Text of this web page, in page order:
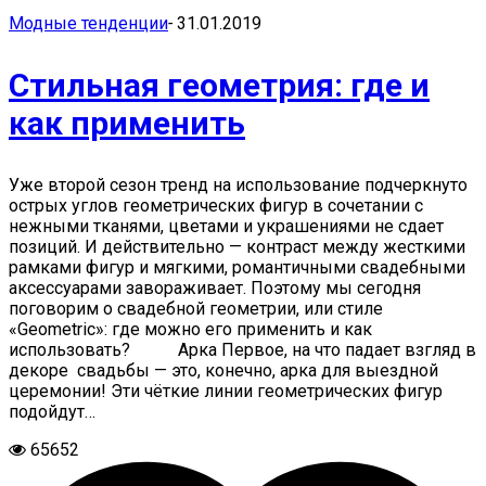
Модные тенденции- 31.01.2019
Стильная геометрия: где и
как применить
Уже второй сезон тренд на использование подчеркнуто
острых углов геометрических фигур в сочетании с
нежными тканями, цветами и украшениями не сдает
позиций. И действительно — контраст между жесткими
рамками фигур и мягкими, романтичными свадебными
аксессуарами завораживает. Поэтому мы сегодня
поговорим о свадебной геометрии, или стиле
«Geometric»: где можно его применить и как
использовать? Арка Первое, на что падает взгляд в
декоре свадьбы — это, конечно, арка для выездной
церемонии! Эти чёткие линии геометрических фигур
подойдут…
65652